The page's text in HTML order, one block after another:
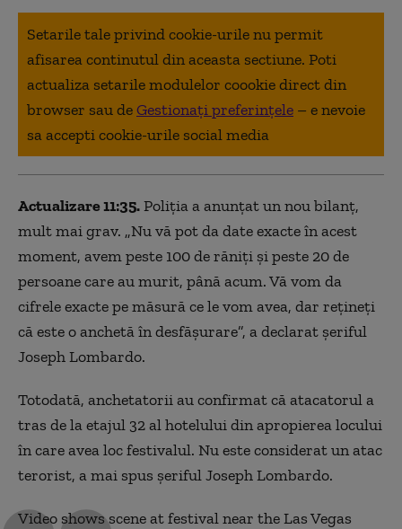
Setarile tale privind cookie-urile nu permit
afisarea continutul din aceasta sectiune. Poti
actualiza setarile modulelor coookie direct din
browser sau deGestionați preferințele – e nevoie
sa accepti cookie-urile social media
Actualizare 11:35.Poliția a anunțat un nou bilanț,
mult mai grav. „Nu vă pot da date exacte în acest
moment, avem peste 100 de răniţi şi peste 20 de
persoane care au murit, până acum. Vă vom da
cifrele exacte pe măsură ce le vom avea, dar reţineţi
că este o anchetă în desfăşurare”, a declarat șeriful
Joseph Lombardo.
Totodată, anchetatorii au confirmat că atacatorul a
tras de la etajul 32 al hotelului din apropierea locului
în care avea loc festivalul. Nu este considerat un atac
terorist, a mai spus șeriful Joseph Lombardo.
Video shows scene at festival near the Las Vegas